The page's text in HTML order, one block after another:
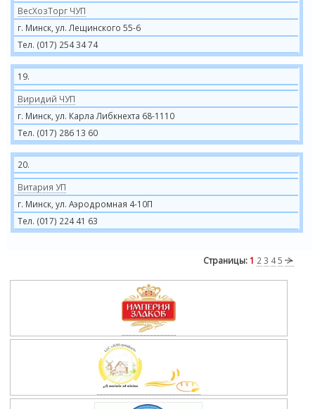
ВесХозТорг ЧУП
г. Минск, ул. Лещинского 55-6
Тел. (017) 254 34 74
19.
Виридий ЧУП
г. Минск, ул. Карла Либкнехта 68-1110
Тел. (017) 286 13 60
20.
Витария УП
г. Минск, ул. Аэродромная 4-10П
Тел. (017) 224 41 63
Страницы: 1 2 3 45